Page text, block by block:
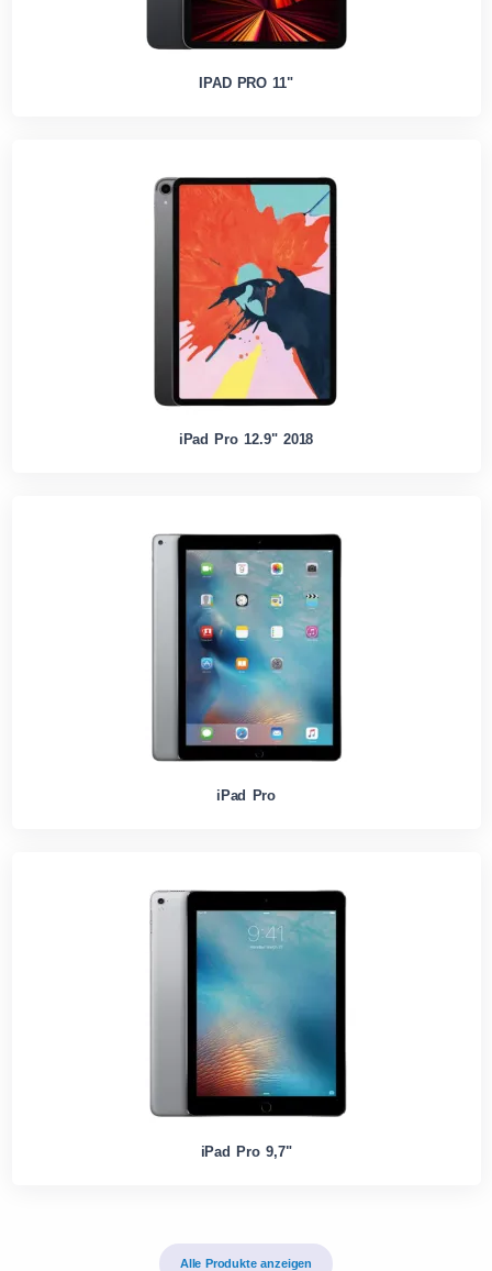
IPAD PRO 11"
iPad Pro 12.9" 2018
iPad Pro
iPad Pro 9,7"
Alle Produkte anzeigen